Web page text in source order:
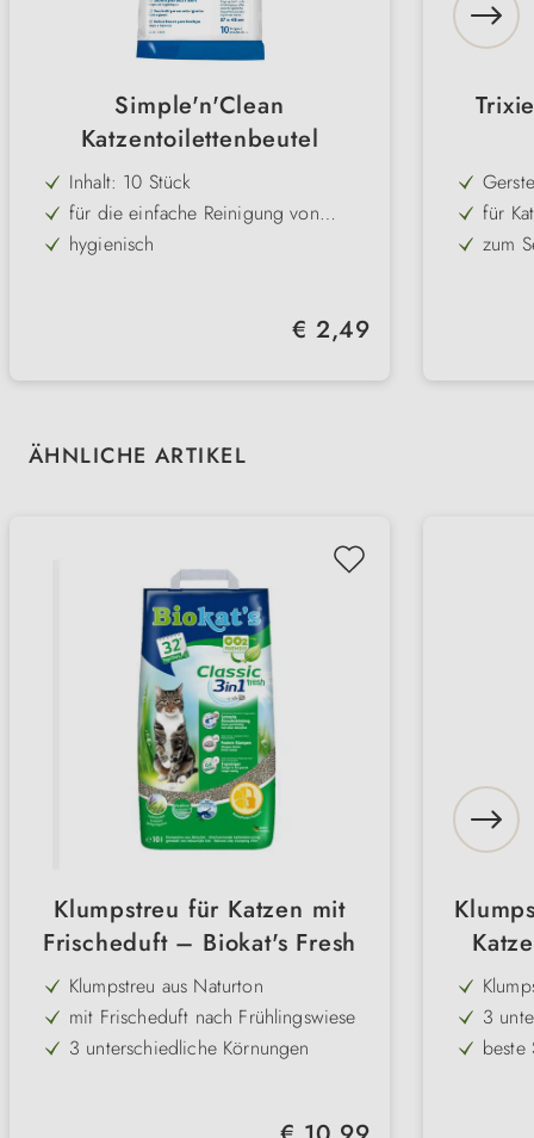
Simple'n'Clean
Katzentoilettenbeutel
Inhalt: 10 Stück
für die einfache Reinigung von
Katzentoiletten
hygienisch
Regulärer Preis:
€ 2,49
für
zum
Produktgalerie überspringen
ÄHNLICHE ARTIKEL
Klumpstreu für Katzen mit
Frischeduft – Biokat's Fresh
Klumpstreu aus Naturton
mit Frischeduft nach Frühlingswiese
3 unterschiedliche Körnungen
Regulärer Preis:
3
beste